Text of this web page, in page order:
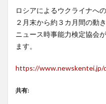
ロシアによるウクライナへ
２月末から約３カ月間の動
ニュース時事能力検定協会
ます。
https://www.newskentei.jp/
共有: